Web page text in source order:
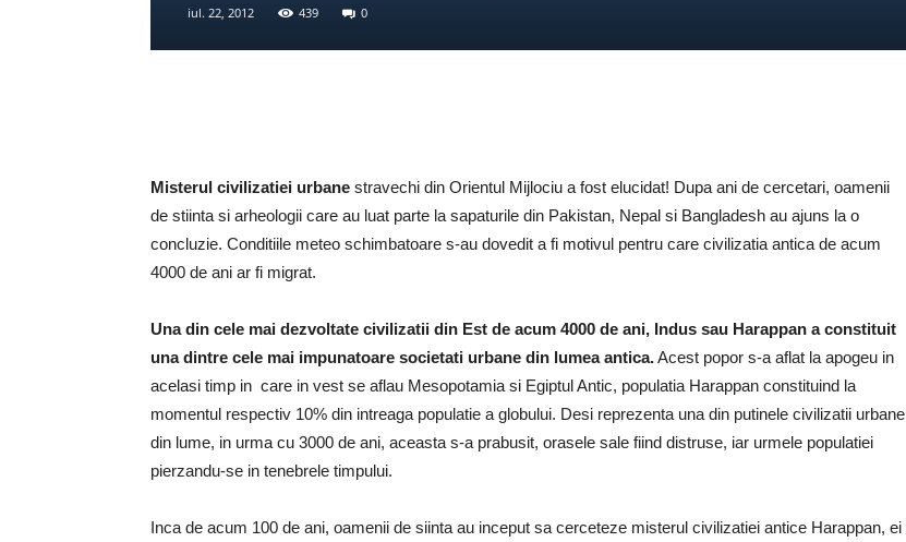
iul. 22, 2012 439 0
Misterul civilizatiei urbane stravechi din Orientul Mijlociu a fost elucidat! Dupa ani de cercetari, oamenii
de stiinta si arheologii care au luat parte la sapaturile din Pakistan, Nepal si Bangladesh au ajuns la o
concluzie. Conditiile meteo schimbatoare s-au dovedit a fi motivul pentru care civilizatia antica de acum
4000 de ani ar fi migrat.
Una din cele mai dezvoltate civilizatii din Est de acum 4000 de ani, Indus sau Harappan a constituit
una dintre cele mai impunatoare societati urbane din lumea antica.Acest popor s-a aflat la apogeu in
acelasi timp in care in vest se aflau Mesopotamia si Egiptul Antic, populatia Harappan constituind la
momentul respectiv 10% din intreaga populatie a globului. Desi reprezenta una din putinele civilizatii urbane
din lume, in urma cu 3000 de ani, aceasta s-a prabusit, orasele sale fiind distruse, iar urmele populatiei
pierzandu-se in tenebrele timpului.
Inca de acum 100 de ani, oamenii de siinta au inceput sa cerceteze misterul civilizatiei antice Harappan, ei